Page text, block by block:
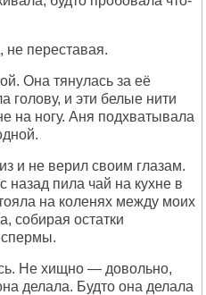
переставая.
Она тянулась за её
голову, и эти белые нити
на ногу. Аня подхватывала
и не верил своим глазам.
назад пила чай на кухне в
на коленях между моих
собирая остатки
спермы.
Не хищно — довольно,
делала. Будто она делала